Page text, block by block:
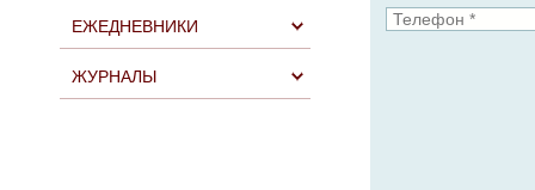
ЕЖЕДНЕВНИКИ
ЖУРНАЛЫ